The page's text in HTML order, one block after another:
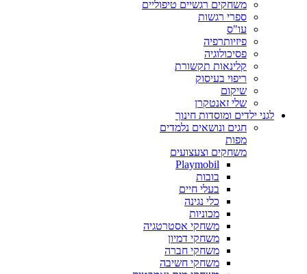
משחקים רגשיים טיפוליים
ספרי רגשות
עו"ס
פיזיותרפיה
פסיכולוגיה
קלינאות תקשורת
ריפוי בעיסוק
שיקום
שלי זאנטקרן
לגני ילדים ומוסדות חינוך
חגים ונושאים נלמדים
מפות
משחקים וצעצועים
Playmobil
בובות
בעלי חיים
כלי נגינה
מכוניות
משחקי אסטרטגיה
משחקי דמיון
משחקי חברה
משחקי חשיבה